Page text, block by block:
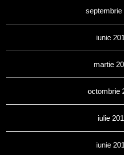
septembrie
iunie
martie
octombrie
iulie
iunie